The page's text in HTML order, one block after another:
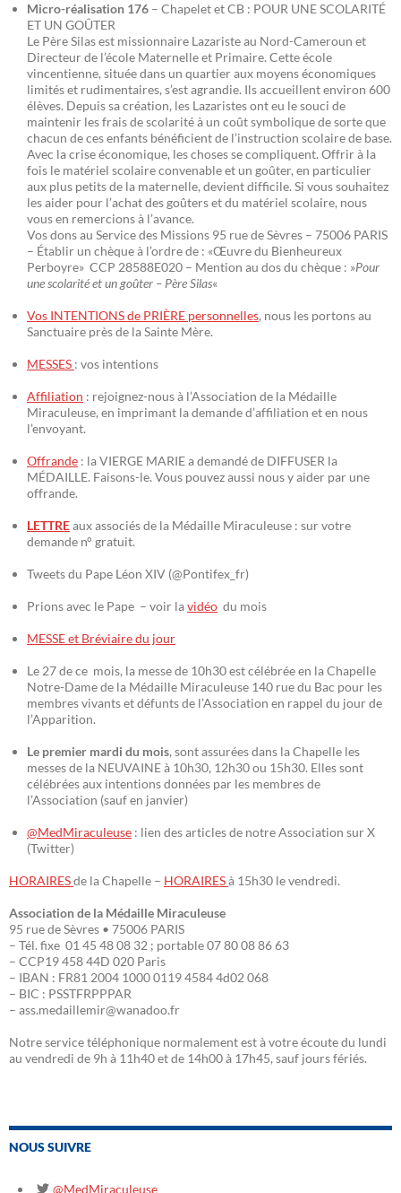
Micro-réalisation 176 – Chapelet et CB : POUR UNE SCOLARITÉ
ET UN GOÛTER
Le Père Silas est missionnaire Lazariste au Nord-Cameroun et
Directeur de l’école Maternelle et Primaire. Cette école
vincentienne, située dans un quartier aux moyens économiques
limités et rudimentaires, s’est agrandie. Ils accueillent environ 600
élèves. Depuis sa création, les Lazaristes ont eu le souci de
maintenir les frais de scolarité à un coût symbolique de sorte que
chacun de ces enfants bénéficient de l’instruction scolaire de base.
Avec la crise économique, les choses se compliquent. Offrir à la
fois le matériel scolaire convenable et un goûter, en particulier
aux plus petits de la maternelle, devient difficile. Si vous souhaitez
les aider pour l’achat des goûters et du matériel scolaire, nous
vous en remercions à l’avance.
Vos dons au Service des Missions 95 rue de Sèvres – 75006 PARIS
– Établir un chèque à l’ordre de : «Œuvre du Bienheureux
Perboyre» CCP 28588E020 – Mention au dos du chèque : »Pour
une scolarité et un goûter – Père Silas«
Vos INTENTIONS de PRIÈRE personnelles, nous les portons au
Sanctuaire près de la Sainte Mère.
MESSES : vos intentions
Affiliation : rejoignez-nous à l’Association de la Médaille
Miraculeuse, en imprimant la demande d’affiliation et en nous
l’envoyant.
Offrande : la VIERGE MARIE a demandé de DIFFUSER la
MÉDAILLE. Faisons-le. Vous pouvez aussi nous y aider par une
offrande.
LETTREaux associés de la Médaille Miraculeuse : sur votre
demande n° gratuit.
Tweets du Pape Léon XIV (@Pontifex_fr)
Prions avec le Pape – voir lavidéo du mois
MESSE et Bréviaire du jour
Le 27 de ce mois, la messe de 10h30 est célébrée en la Chapelle
Notre-Dame de la Médaille Miraculeuse 140 rue du Bac pour les
membres vivants et défunts de l’Association en rappel du jour de
l’Apparition.
Le premier mardi du mois, sont assurées dans la Chapelle les
messes de la NEUVAINE à 10h30, 12h30 ou 15h30. Elles sont
célébrées aux intentions données par les membres de
l’Association (sauf en janvier)
@MedMiraculeuse : lien des articles de notre Association sur X
(Twitter)
HORAIRESde la Chapelle – HORAIRESà 15h30 le vendredi.
Association de la Médaille Miraculeuse
95 rue de Sèvres • 75006 PARIS
– Tél. fixe 01 45 48 08 32 ; portable 07 80 08 86 63
– CCP19 458 44D 020 Paris
– IBAN : FR81 2004 1000 0119 4584 4d02 068
– BIC : PSSTFRPPPAR
– ass.medaillemir@wanadoo.fr
Notre service téléphonique normalement est à votre écoute du lundi
au vendredi de 9h à 11h40 et de 14h00 à 17h45, sauf jours fériés.
NOUS SUIVRE
@MedMiraculeuse